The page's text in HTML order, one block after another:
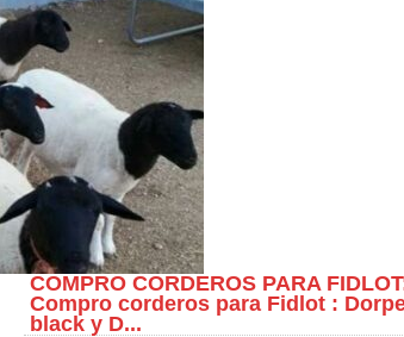
COMPRO CORDEROS PARA
Compro corderos para Fidlot :
black y D...